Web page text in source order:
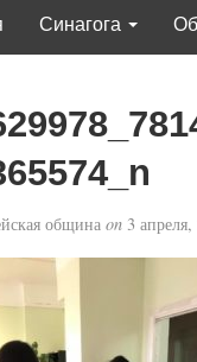
Синагога
община on3 апреля,